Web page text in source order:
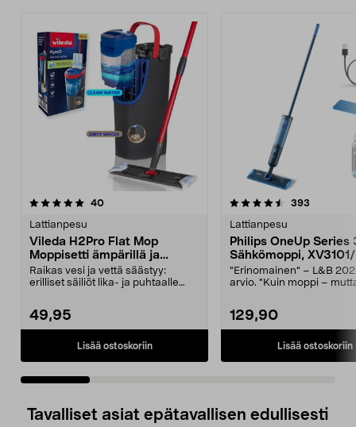
40arvostelut
Lattianpesu
Vileda H2Pro Flat Mop
Moppisetti ämpärillä ja
mopilla
Raikas vesi ja vettä säästyy:
erilliset säiliöt lika- ja puhtaalle
49,95
Lisää ostoskoriin
4.5 viidestä
393
Lattianpesu
Philips OneUp
Sähkömoppi,
"Erinomainen" – L&B
arvio. "Kuin moppi –
129,90
Lisää ostoskoriin
4.5 viidestä
Tavalliset asiat epätavallisen edullisesti